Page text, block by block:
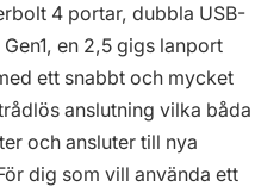
4 portar, dubbla USB-
en 2,5 gigs lanport
ett snabbt och mycket
anslutning vilka båda
och ansluter till nya
dig som vill använda ett